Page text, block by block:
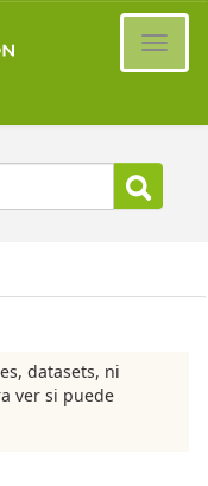
datasets, ni
ver si puede